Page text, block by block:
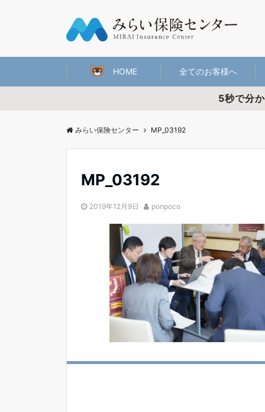
HOME 全てのお客様へ
5秒で分
みらい保険センター MP_03192
MP_03192
2019年12月9日 ponpoco